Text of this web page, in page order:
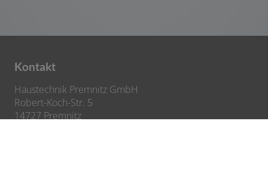
Kontakt
Haustechnik Premnitz GmbH
Robert-Koch-Str. 5
14727 Premnitz